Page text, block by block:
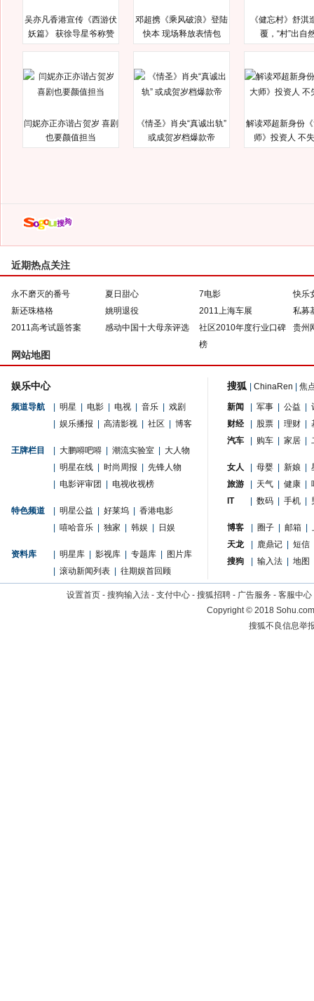
吴亦凡香港宣传《西游伏
妖篇》 获徐导星爷称赞
邓超携《乘风破浪》登陆
快本 现场释放表情包
《健忘村》舒淇
覆，“村”出自
闫妮亦正亦谐占贺岁 喜剧
也要颜值担当
《情圣》肖央“真诚出轨”
或成贺岁档爆款帝
解读邓超新身份
师》投资人 不
近期热点关注
永不磨灭的番号 夏日甜心 7电影
快乐
新还珠格格
姚明退役 2011上海车展
私募
2011高考试题答案
感动中国十大母亲评选
社区2010年度行业口碑
榜
贵州
网站地图
娱乐中心
频道导航 明星 电影 电视 音乐
戏剧
娱乐播报 高清影视 社区 博客
王牌栏目 大鹏嘚吧嘚 潮流实验室
大人物
明星在线 时尚周报
先锋人物
电影评审团 电视收视榜
特色频道 明星公益 好莱坞
香港电影
嘻哈音乐 独家 韩娱 日娱
资料库 明星库 影视库 专题库
图片库
滚动新闻列表 往期娱首回顾
搜狐 ChinaRen 焦
新闻 军事 公益
财经
股票 理财
汽车
购车 家居
女人 母婴 新娘
旅游
天气 健康
IT
数码 手机
博客 圈子 邮箱
天龙
鹿鼎记
短信
搜狗
输入法 地图
设置首页 - 搜狗输入法 - 支付中心 - 搜狐招聘 - 广告服务 - 客服中心
Copyright©2018
搜狐不良信息举